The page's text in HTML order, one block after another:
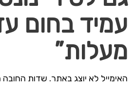
מעלות”
האימייל לא יוצג באתר. שדות החובה